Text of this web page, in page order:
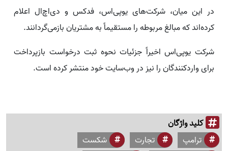
در این میان، شرکت‌های یوپی‌اس، فدکس و دی‌اچ‌ال اعلام
کرده‌اند که مبالغ مربوطه را مستقیماً به مشتریان بازمی‌گردانند.
شرکت یوپی‌اس اخیراً جزئیات نحوه ثبت درخواست بازپرداخت
برای واردکنندگان را نیز در وب‌سایت خود منتشر کرده است.
کلید واژگان
ترامپ تجارت
شکست